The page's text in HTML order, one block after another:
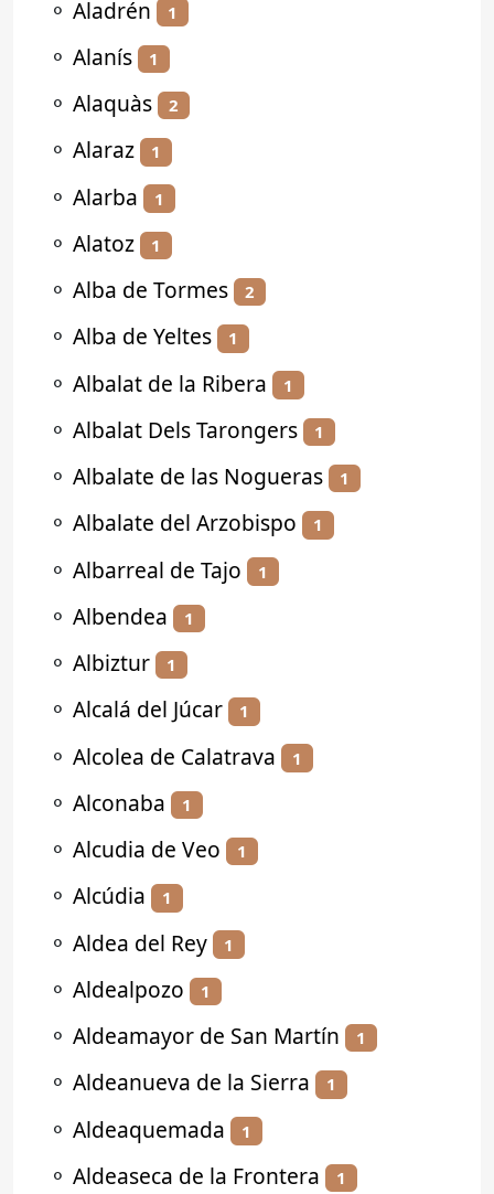
⚬ Aladrén 1
⚬ Alanís 1
⚬ Alaquàs 2
⚬ Alaraz 1
⚬ Alarba 1
⚬ Alatoz 1
⚬ Alba de Tormes 2
⚬ Alba de Yeltes 1
⚬ Albalat de la Ribera 1
⚬ Albalat Dels Tarongers 1
⚬ Albalate de las Nogueras 1
⚬ Albalate del Arzobispo 1
⚬ Albarreal de Tajo 1
⚬ Albendea 1
⚬ Albiztur 1
⚬ Alcalá del Júcar 1
⚬ Alcolea de Calatrava 1
⚬ Alconaba 1
⚬ Alcudia de Veo 1
⚬ Alcúdia 1
⚬ Aldea del Rey 1
⚬ Aldealpozo 1
⚬ Aldeamayor de San Martín 1
⚬ Aldeanueva de la Sierra 1
⚬ Aldeaquemada 1
⚬ Aldeaseca de la Frontera 1